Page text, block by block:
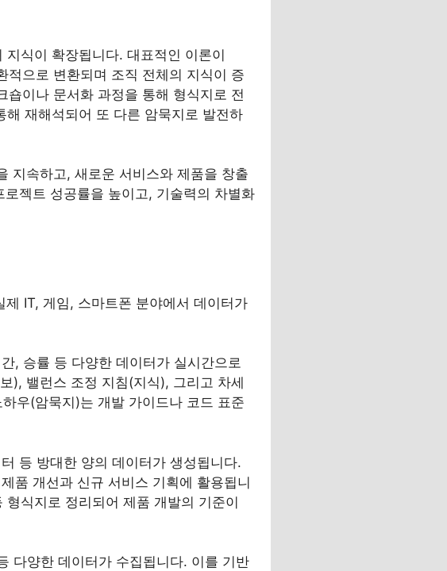
식이 확장됩니다. 대표적인 이론이
으로 변환되며 조직 전체의 지식이 증
이나 문서화 과정을 통해 형식지로 전
재해석되어 또 다른 암묵지로 발전하
지속하고, 새로운 서비스와 제품을 창출
젝트 성공률을 높이고, 기술력의 차별화
IT, 게임, 스마트폰 분야에서 데이터가
, 승률 등 다양한 데이터가 실시간으로
), 밸런스 조정 지침(지식), 그리고 차세
우(암묵지)는 개발 가이드나 코드 표준
등 방대한 양의 데이터가 생성됩니다.
품 개선과 신규 서비스 기획에 활용됩니
식지로 정리되어 제품 개발의 기준이
다양한 데이터가 수집됩니다. 이를 기반